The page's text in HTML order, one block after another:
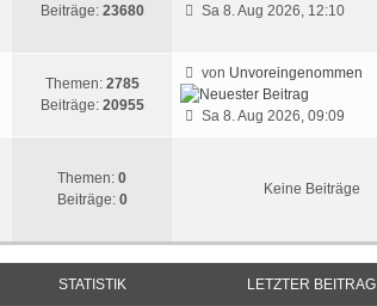
Beiträge: 23680
Sa 8. Aug 2026, 12:10
Themen: 2785
Beiträge: 20955
von Unvoreingenommen
Sa 8. Aug 2026, 09:09
Themen: 0
Beiträge: 0
Keine Beiträge
STATISTIK LETZTER BEITRAG